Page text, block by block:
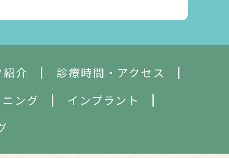
介
診療時間・アクセス
ング
インプラント